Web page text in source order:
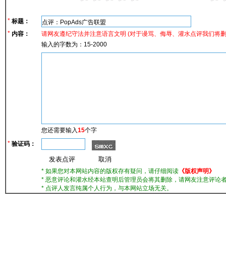
* 标题：
* 内容：
请网友遵纪守法并注意语言文明 (对于谩骂、侮辱、灌水点评我们将
输入的字数为：15-2000
您还需要输入15个字
* 验证码：
* 如果您对本网站内容的版权存有疑问，请仔细阅读 《版权声明》
* 恶意评论和灌水经本站查明后管理员会将其删除，请网友注意评论
* 点评人发言纯属个人行为，与本网站立场无关。